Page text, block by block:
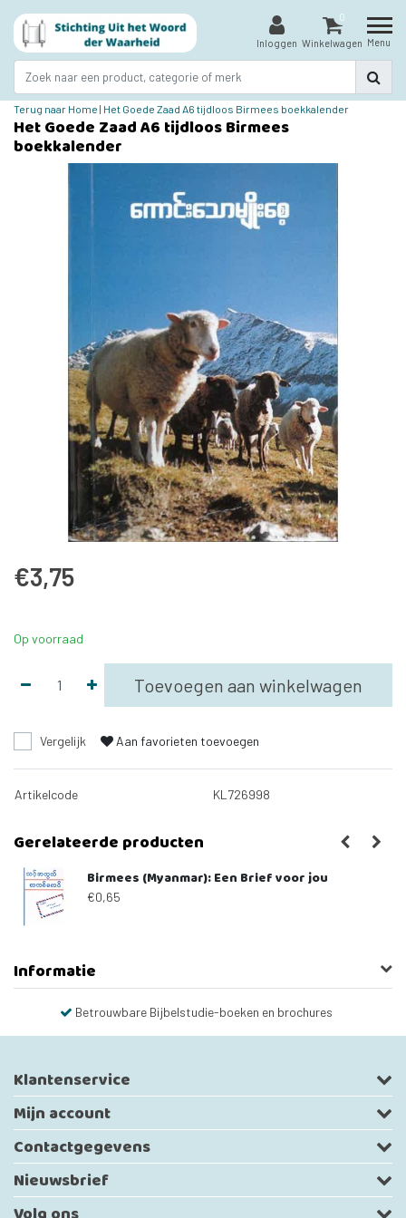
Inloggen
0
Winkelwagen Menu
Terug naar Home | Het Goede Zaad A6 tijdloos Birmees boekkalender
Het Goede Zaad A6 tijdloos Birmees
boekkalender
€3,75
Op voorraad
Toevoegen aan winkelwagen
Vergelijk Aan favorieten toevoegen
Artikelcode KL726998
Gerelateerde producten
Birmees (Myanmar): Een Brief voor jou
€0,65
Informatie
Betrouwbare Bijbelstudie-boeken en brochures
Klantenservice
Mijn account
Contactgegevens
Nieuwsbrief
Volg ons